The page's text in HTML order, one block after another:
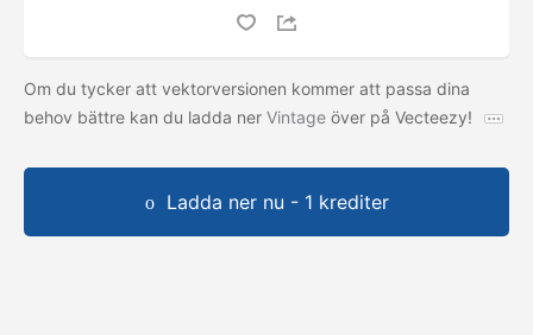
Om du tycker att vektorversionen kommer att passa dina
behov bättre kan du ladda ner Vintage över på Vecteezy!
Ladda ner nu - 1 krediter